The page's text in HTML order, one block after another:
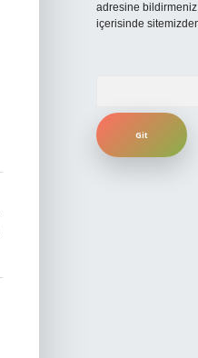
adresine
içerisinde sitemizden